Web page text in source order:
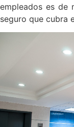
empleados es de
seguro que cubra